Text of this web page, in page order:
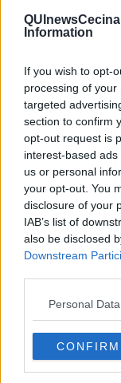
Information
If you wish to opt-
processing of
targeted
section to confirm
opt-out request is
interest-based
us or personal
your opt-out. You
disclosure of your
IAB’s list of
also be disclosed
Downstream
Personal
CONFIRM
Memòrias
Sto qui
Bestiario
Pillole
Veglia
​“D” come delitto
Belle lettere
25 Aprile
Todo el bien, todo el
Silenzio
Le parole
​L’Australiana
Le stelle del jazz
Vita & morte
Auguri
Passanti
Continuando, la
Metaverso smart
Fiamme
Anzi